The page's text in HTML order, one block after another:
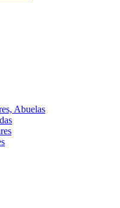
Abuelas